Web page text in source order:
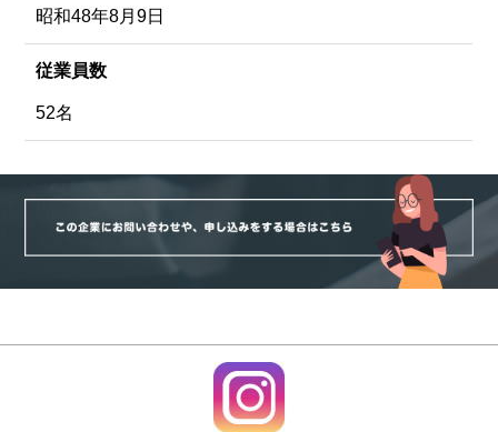
昭和48年8月9日
従業員数
52名